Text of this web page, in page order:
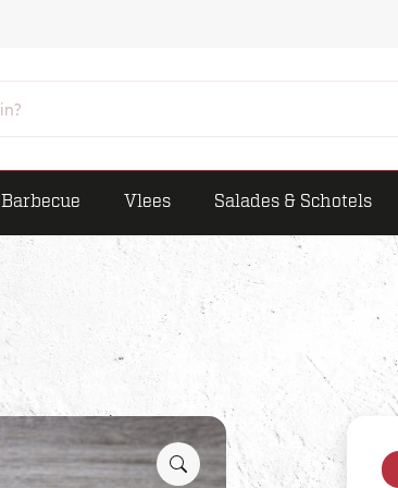
Barbecue Vlees Salades & Schotels